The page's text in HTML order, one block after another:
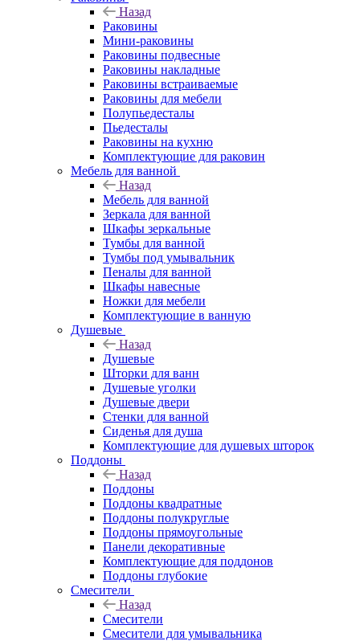
Назад
Раковины
Мини-раковины
Раковины подвесные
Раковины накладные
Раковины встраиваемые
Раковины для мебели
Полупьедесталы
Пьедесталы
Раковины на кухню
Комплектующие для раковин
Мебель для ванной
Назад
Мебель для ванной
Зеркала для ванной
Шкафы зеркальные
Тумбы для ванной
Тумбы под умывальник
Пеналы для ванной
Шкафы навесные
Ножки для мебели
Комплектующие в ванную
Душевые
Назад
Душевые
Шторки для ванн
Душевые уголки
Душевые двери
Стенки для ванной
Сиденья для душа
Комплектующие для душевых шторок
Поддоны
Назад
Поддоны
Поддоны квадратные
Поддоны полукруглые
Поддоны прямоугольные
Панели декоративные
Комплектующие для поддонов
Поддоны глубокие
Смесители
Назад
Смесители
Смесители для умывальника